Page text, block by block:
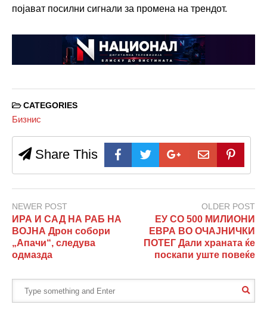
појават посилни сигнали за промена на трендот.
CATEGORIES
Бизнис
Share This
NEWER POST
ИРА И САД НА РАБ НА
ВОЈНА Дрон собори
„Апачи“, следува
одмазда
OLDER POST
ЕУ СО 500 МИЛИОНИ
ЕВРА ВО ОЧАЈНИЧКИ
ПОТЕГ Дали храната ќе
поскапи уште повеќе